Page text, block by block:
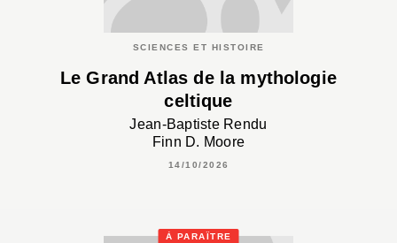
SCIENCES ET HISTOIRE
Le Grand Atlas de la mythologie
celtique
Jean-Baptiste Rendu
Finn D. Moore
14/10/2026
À PARAÎTRE